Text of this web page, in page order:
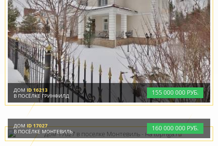
155000000 РУБ.
ДОМ ID 16213
В ПОСЁЛКЕ ГРИНФИЛД
160000000 РУБ.
ДОМID 17027
В ПОСЁЛКЕ МОНТЕВИЛЬ